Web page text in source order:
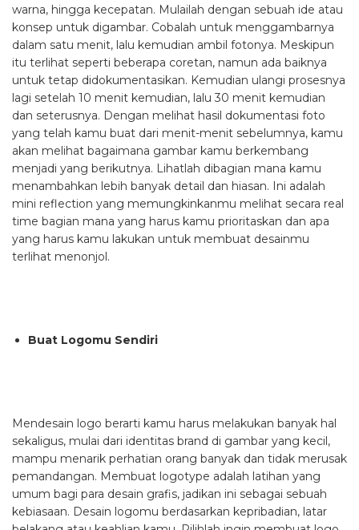
warna, hingga kecepatan. Mulailah dengan sebuah ide atau
konsep untuk digambar. Cobalah untuk menggambarnya
dalam satu menit, lalu kemudian ambil fotonya. Meskipun
itu terlihat seperti beberapa coretan, namun ada baiknya
untuk tetap didokumentasikan. Kemudian ulangi prosesnya
lagi setelah 10 menit kemudian, lalu 30 menit kemudian
dan seterusnya. Dengan melihat hasil dokumentasi foto
yang telah kamu buat dari menit-menit sebelumnya, kamu
akan melihat bagaimana gambar kamu berkembang
menjadi yang berikutnya. Lihatlah dibagian mana kamu
menambahkan lebih banyak detail dan hiasan. Ini adalah
mini reflection yang memungkinkanmu melihat secara real
time bagian mana yang harus kamu prioritaskan dan apa
yang harus kamu lakukan untuk membuat desainmu
terlihat menonjol.
Buat Logomu Sendiri
Mendesain logo berarti kamu harus melakukan banyak hal
sekaligus, mulai dari identitas brand di gambar yang kecil,
mampu menarik perhatian orang banyak dan tidak merusak
pemandangan. Membuat logotype adalah latihan yang
umum bagi para desain grafis, jadikan ini sebagai sebuah
kebiasaan. Desain logomu berdasarkan kepribadian, latar